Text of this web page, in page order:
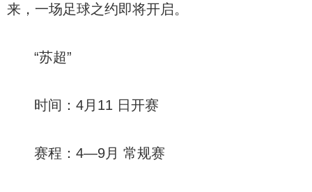
来，一场足球之约即将开启。
“苏超”
时间：4月11 日开赛
赛程：4—9月 常规赛